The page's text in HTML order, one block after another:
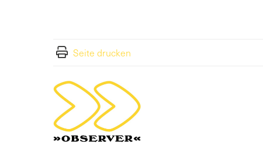
Seite drucken